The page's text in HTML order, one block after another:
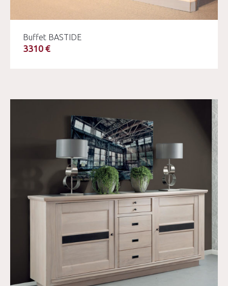
Buffet BASTIDE
3310 €